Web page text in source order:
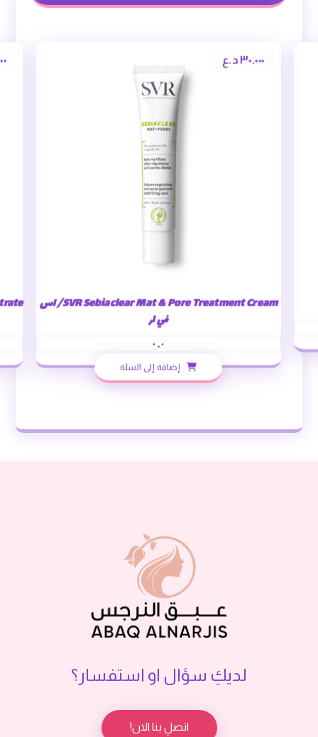
SVR Sebiaclear Mat & Pore Treatment Cream/ اس
في ار
٠.٠
٣٠.٠٠٠ د.ع
إضافة إلى السلة
لديكِ سؤال او استفسار؟
اتصلِ بنا الان!